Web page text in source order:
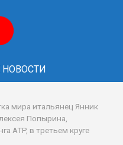
мира итальянец Янник
Попырина,
ATP, в третьем круге